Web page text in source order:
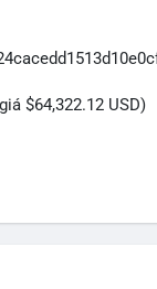
$64,322.12 USD)